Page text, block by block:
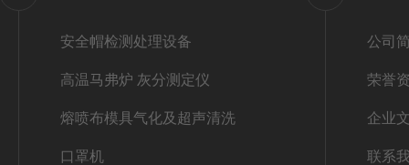
安全帽检测处理设备
高温马弗炉 灰分测定仪
熔喷布模具气化及超声清洗
口罩机
公司
荣誉
企业
联系